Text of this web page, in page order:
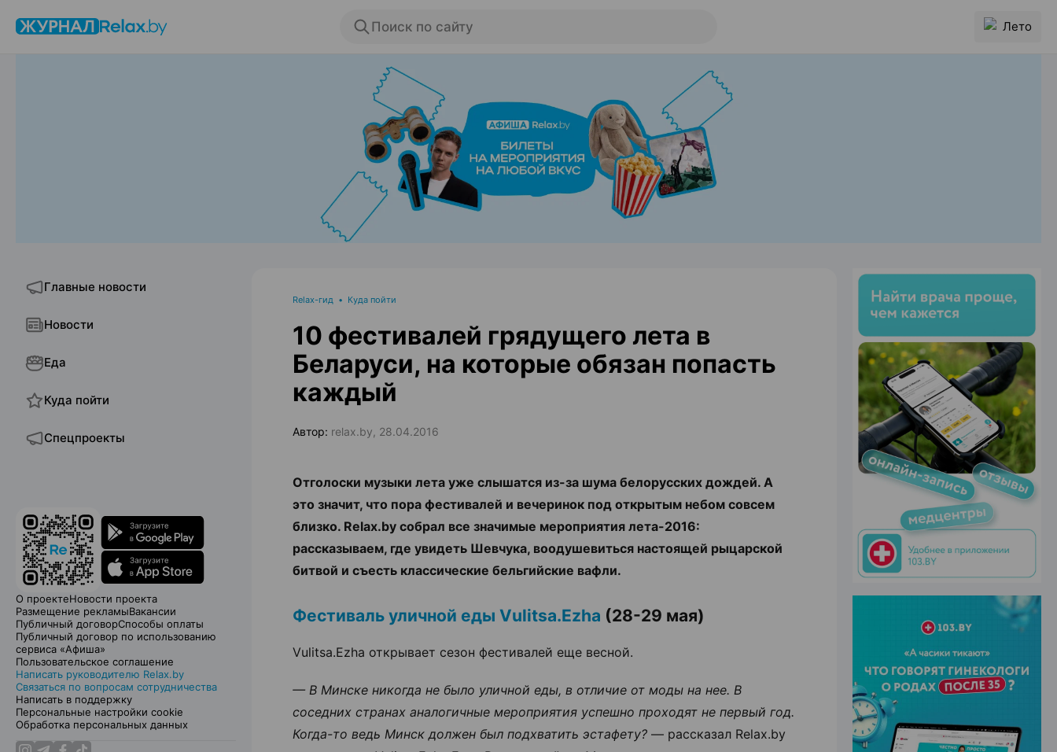
Поиск по сайту Лето
ЭФФЕКТИВНАЯ РЕКЛАМА НА САЙТЕ
Главные новости
Новости
Еда
Куда пойти
Спецпроекты
О проектеНовости проекта
Размещение рекламыВакансии
Публичный договорСпособы оплаты
Публичный договор по использованию
сервиса «Афиша»
Пользовательское соглашение
Написать руководителю Relax.by
Связаться по вопросам сотрудничества
Написать в поддержку
Персональные настройки cookie
Обработка персональных данных
Relax-гид • Куда пойти
10 фестивалей грядущего лета в
Беларуси, на которые обязан попасть
каждый
Автор: relax.by, 28.04.2016
Отголоски музыки лета уже слышатся из-за шума белорусских дождей. А
это значит, что пора фестивалей и вечеринок под открытым небом совсем
близко. Relax.bу собрал все значимые мероприятия лета-2016:
рассказываем, где увидеть Шевчука, воодушевиться настоящей рыцарской
битвой и съесть классические бельгийские вафли.
Фестиваль уличной еды Vulitsa.Ezha (28-29 мая)
Vulitsa.Ezha открывает сезон фестивалей еще весной.
— В Минске никогда не было уличной еды, в отличие от моды на нее. В
соседних странах аналогичные мероприятия успешно проходят не первый год.
Когда-то ведь Минск должен был подхватить эстафету? — рассказал Relax.by
ЭФФЕКТИВНАЯ РЕКЛАМА НА САЙТЕ